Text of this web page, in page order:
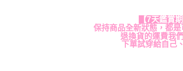
【7天鑑賞
保持商品全新狀態，都是
退換貨的運費我
下單試穿給自